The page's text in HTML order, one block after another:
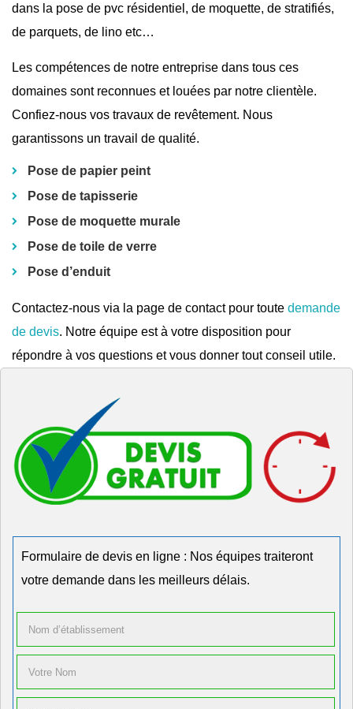
dans la pose de pvc résidentiel, de moquette, de stratifiés,
de parquets, de lino etc…
Les compétences de notre entreprise dans tous ces
domaines sont reconnues et louées par notre clientèle.
Confiez-nous vos travaux de revêtement. Nous
garantissons un travail de qualité.
Pose de papier peint
Pose de tapisserie
Pose de moquette murale
Pose de toile de verre
Pose d’enduit
Contactez-nous via la page de contact pour toute demande
de devis. Notre équipe est à votre disposition pour
répondre à vos questions et vous donner tout conseil utile.
Formulaire de devis en ligne : Nos équipes traiteront
votre demande dans les meilleurs délais.